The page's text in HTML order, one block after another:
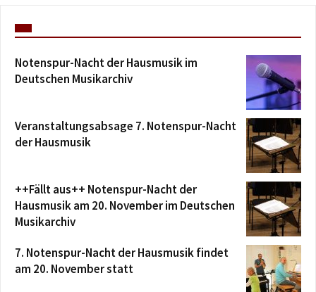
Notenspur-Nacht der Hausmusik im
Deutschen Musikarchiv
Veranstaltungsabsage 7. Notenspur-Nacht
der Hausmusik
++Fällt aus++ Notenspur-Nacht der
Hausmusik am 20. November im Deutschen
Musikarchiv
7. Notenspur-Nacht der Hausmusik findet
am 20. November statt